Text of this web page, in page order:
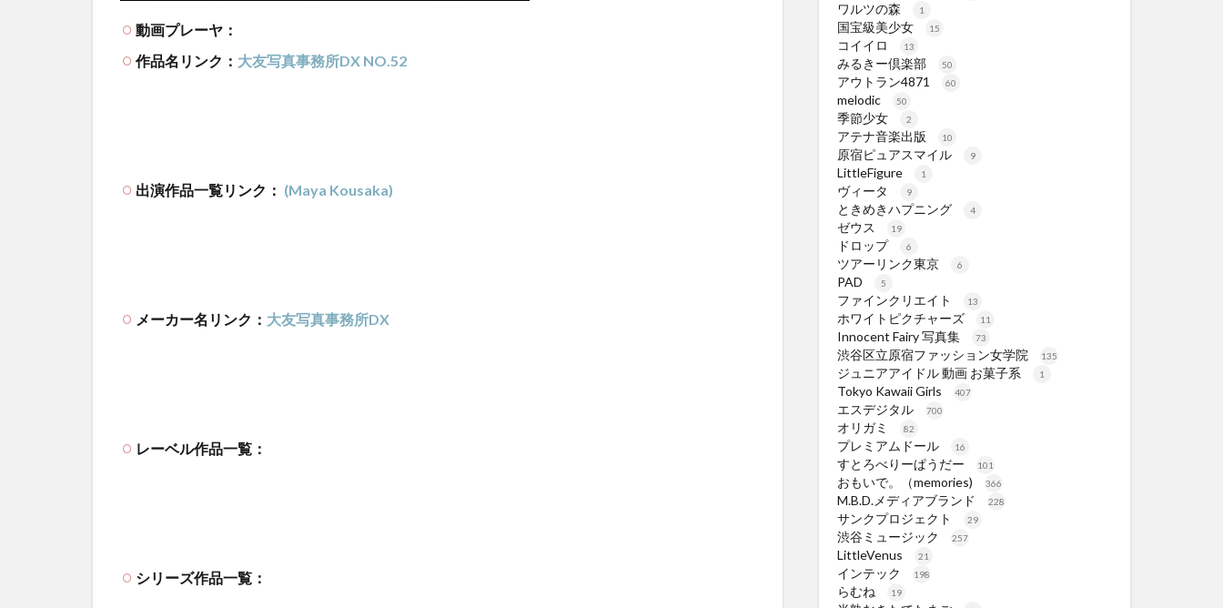
動画プレーヤ：
作品名リンク： 大友写真事務所DX NO.52
出演作品一覧リンク： (Maya Kousaka)
メーカー名リンク： 大友写真事務所DX
レーベル作品一覧：
シリーズ作品一覧：
ワルツの森 1
国宝級美少女 15
コイイロ 13
みるきー倶楽部 50
アウトラン4871 60
melodic 50
季節少女 2
アテナ音楽出版 10
原宿ピュアスマイル 9
LittleFigure 1
ヴィータ 9
ときめきハプニング 4
ゼウス 19
ドロップ 6
ツアーリンク東京 6
PAD 5
ファインクリエイト 13
ホワイトピクチャーズ 11
Innocent Fairy 写真集 73
渋谷区立原宿ファッション女学院 135
ジュニアアイドル 動画 お菓子系 1
Tokyo Kawaii Girls 407
エスデジタル 700
オリガミ 82
プレミアムドール 16
すとろべりーぱうだー 101
おもいで。（memories) 366
M.B.D.メディアブランド 228
サンクプロジェクト 29
渋谷ミュージック 257
LittleVenus 21
インテック 198
らむね 19